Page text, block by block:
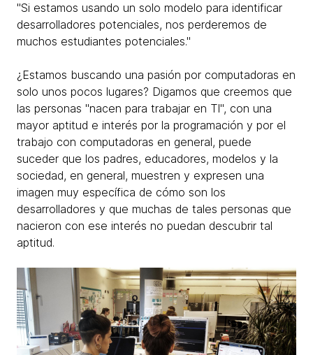
"Si estamos usando un solo modelo para identificar
desarrolladores potenciales, nos perderemos de
muchos estudiantes potenciales."
¿Estamos buscando una pasión por computadoras en
solo unos pocos lugares? Digamos que creemos que
las personas "nacen para trabajar en TI", con una
mayor aptitud e interés por la programación y por el
trabajo con computadoras en general, puede
suceder que los padres, educadores, modelos y la
sociedad, en general, muestren y expresen una
imagen muy específica de cómo son los
desarrolladores y que muchas de tales personas que
nacieron con ese interés no puedan descubrir tal
aptitud.​